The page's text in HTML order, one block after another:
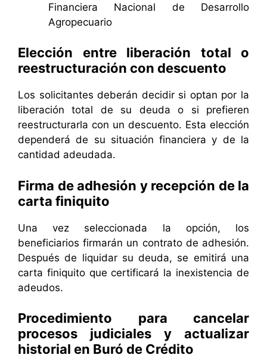
Financiera Nacional de Desarrollo
Agropecuario
Elección entre liberación total o
reestructuración con descuento
Los solicitantes deberán decidir si optan por la
liberación total de su deuda o si prefieren
reestructurarla con un descuento. Esta elección
dependerá de su situación financiera y de la
cantidad adeudada.
Firma de adhesión y recepción de la
carta finiquito
Una vez seleccionada la opción, los
beneficiarios firmarán un contrato de adhesión.
Después de liquidar su deuda, se emitirá una
carta finiquito que certificará la inexistencia de
adeudos.
Procedimiento para cancelar
procesos judiciales y actualizar
historial en Buró de Crédito